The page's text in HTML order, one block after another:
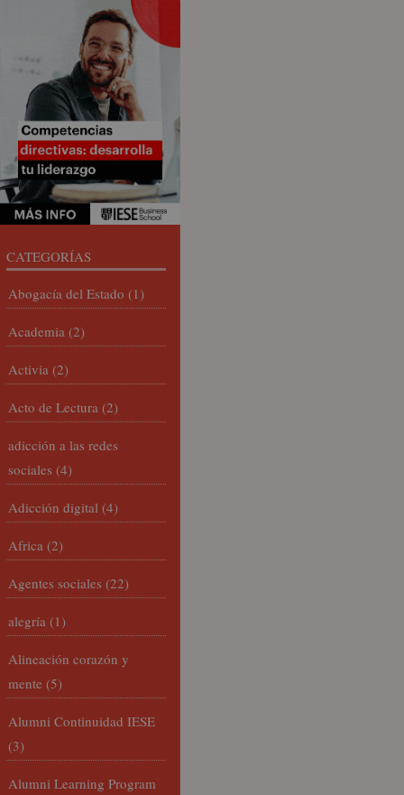
CATEGORÍAS
Abogacía del Estado (1)
Academia (2)
Activia (2)
Acto de Lectura (2)
adicción a las redes
sociales (4)
Adicción digital (4)
Africa (2)
Agentes sociales (22)
alegría (1)
Alineación corazón y
mente (5)
Alumni Continuidad IESE
(3)
Alumni Learning Program